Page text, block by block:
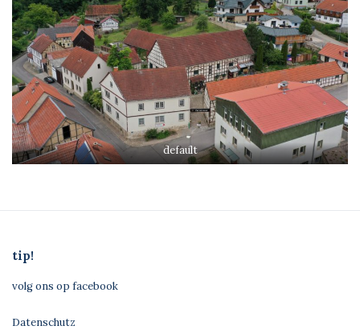
default
tip!
volg ons op facebook
Datenschutz